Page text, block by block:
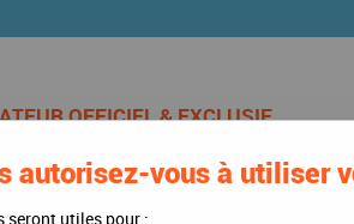
DE CHAMPAGNE
autorisez-vous à utiliser
seront utiles pour :